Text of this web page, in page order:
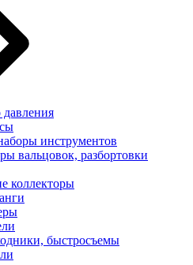
инструментов
вальцовок, разбортовки
коллекторы
быстросъемы